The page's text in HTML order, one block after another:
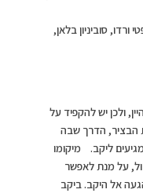
סוביניון בלאן,
ולכן יש להקפיד על
הבציר, הדרך שבה
ליקב. מיקומו
על מנת לאפשר
אל היקב. ביקב